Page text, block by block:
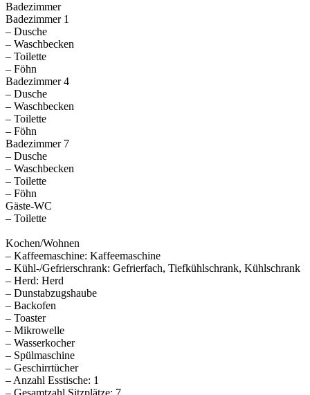
Badezimmer
Badezimmer 1
– Dusche
– Waschbecken
– Toilette
– Föhn
Badezimmer 4
– Dusche
– Waschbecken
– Toilette
– Föhn
Badezimmer 7
– Dusche
– Waschbecken
– Toilette
– Föhn
Gäste-WC
– Toilette
Kochen/Wohnen
– Kaffeemaschine: Kaffeemaschine
– Kühl-/Gefrierschrank: Gefrierfach, Tiefkühlschrank, Kühlschrank
– Herd: Herd
– Dunstabzugshaube
– Backofen
– Toaster
– Mikrowelle
– Wasserkocher
– Spülmaschine
– Geschirrtücher
– Anzahl Esstische: 1